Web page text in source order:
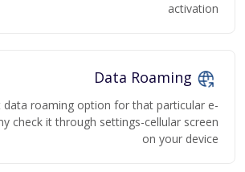
activation
data roaming option for that particular e-
check it through settings-cellular screen
on your device